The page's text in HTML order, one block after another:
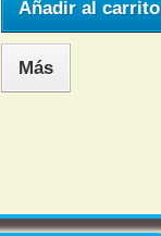
Añadir al carrito
Más